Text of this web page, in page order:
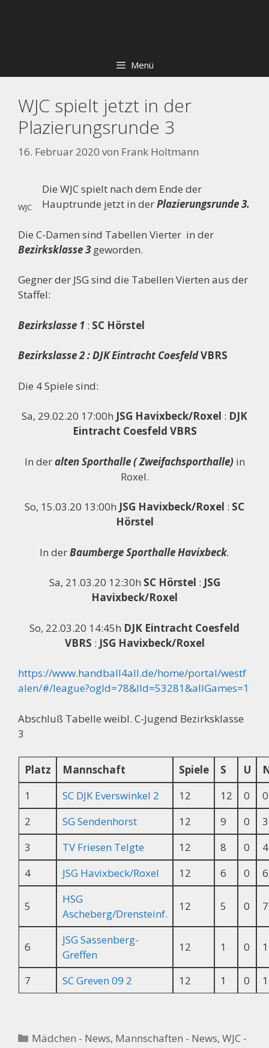
Menü
WJC spielt jetzt in der
Plazierungsrunde 3
16. Februar 2020 von Frank Holtmann
WJC
Die WJC spielt nach dem Ende der
Hauptrunde jetzt in derPlazierungsrunde 3.
Die C-Damen sind Tabellen Vierter in der
Bezirksklasse 3geworden.
Gegner der JSG sind die Tabellen Vierten aus der
Staffel:
Bezirkslasse 1 : SC Hörstel
Bezirkslasse 2 : DJK Eintracht CoesfeldVBRS
Die 4 Spiele sind:
Sa, 29.02.20 17:00h JSG Havixbeck/Roxel : DJK
Eintracht Coesfeld VBRS
In deralten Sporthalle ( Zweifachsporthalle) in
Roxel.
So, 15.03.20 13:00h JSG Havixbeck/Roxel : SC
Hörstel
In derBaumberge Sporthalle Havixbeck.
Sa, 21.03.20 12:30h SC Hörstel : JSG
Havixbeck/Roxel
So, 22.03.20 14:45h DJK Eintracht Coesfeld
VBRS : JSG Havixbeck/Roxel
https://www.handball4all.de/home/portal/westf
alen/#/league?ogId=78&lId=53281&allGames=1
Abschluß Tabelle weibl. C-Jugend Bezirksklasse
3
Platz Mannschaft Spiele S U
1
SC DJK Everswinkel 2 12 12 0
0
2
SG Sendenhorst 12 9 0
3
3
TV Friesen Telgte 12 8 0
4
4
JSG Havixbeck/Roxel 12 6 0 6
5
HSG
Ascheberg/Drensteinf.
12 5 0 7
6
JSG Sassenberg-
Greffen
12 1 0
7 SC Greven 09 2 12 1 0
Kategorien
Mädchen - News, Mannschaften - News,WJC -